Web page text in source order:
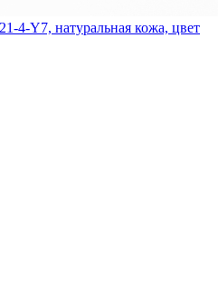
4-Y7, натуральная кожа, цвет